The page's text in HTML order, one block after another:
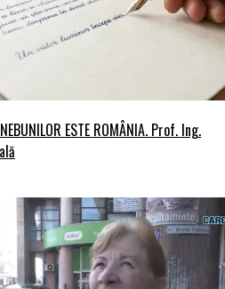
ESTE ROMÂNIA. Prof. Ing.